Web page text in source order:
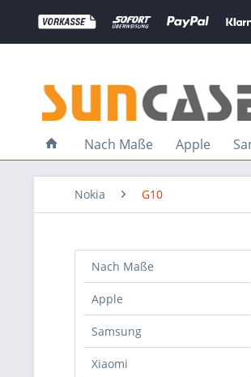
Nach Maße Apple
Nokia G10
Nach Maße
Apple
Samsung
Xiaomi